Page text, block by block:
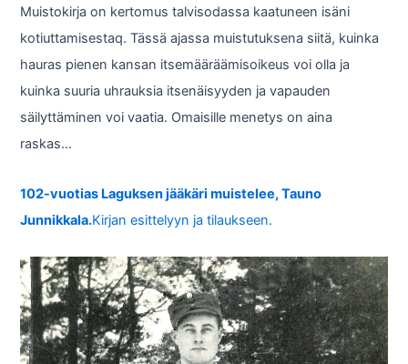
Muistokirja on kertomus talvisodassa kaatuneen isäni
kotiuttamisestaq. Tässä ajassa muistutuksena siitä, kuinka
hauras pienen kansan itsemääräämisoikeus voi olla ja
kuinka suuria uhrauksia itsenäisyyden ja vapauden
säilyttäminen voi vaatia. Omaisille menetys on aina
raskas…
102-vuotias Laguksen jääkäri muistelee, Tauno
Junnikkala.Kirjan esittelyyn ja tilaukseen.